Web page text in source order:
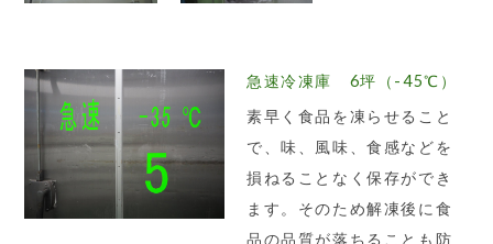
急速冷凍庫 6坪（-45℃）
素早く食品を凍らせること
で、味、風味、食感などを
損ねることなく保存ができ
ます。そのため解凍後に食
品の品質が落ちることも防